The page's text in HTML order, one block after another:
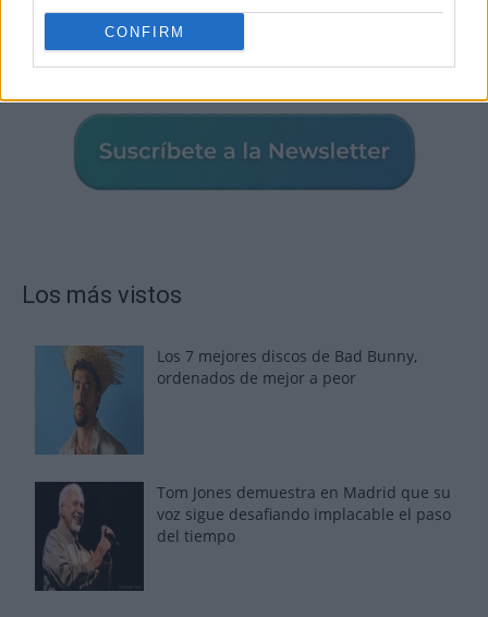
CONFIRM
Los más vistos
Los 7 mejores discos de Bad Bunny,
ordenados de mejor a peor
Tom Jones demuestra en Madrid que su
voz sigue desafiando implacable el paso
del tiempo